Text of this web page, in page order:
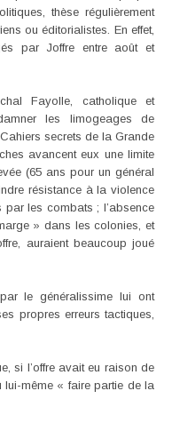
thèse régulièrement
ou éditorialistes. En effet,
par Joffre entre août et
Fayolle, catholique et
les limogeages de
secrets de la Grande
avancent eux une limite
(65 ans pour un général
résistance à la violence
les combats ; l’absence
» dans les colonies, et
auraient beaucoup joué
le généralissime lui ont
propres erreurs tactiques,
si l’offre avait eu raison de
même « faire partie de la